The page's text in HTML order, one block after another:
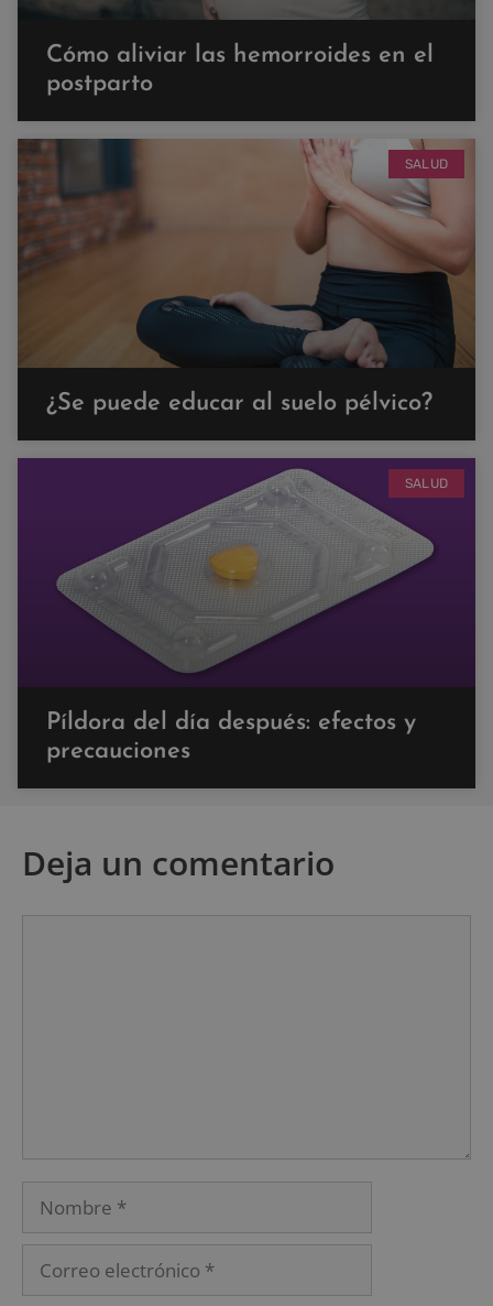
Cómo aliviar las hemorroides en el
postparto
SALUD
¿Se puede educar al suelo pélvico?
SALUD
Píldora del día después: efectos y
precauciones
Deja un comentario